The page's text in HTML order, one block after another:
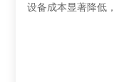
设备成本显著降低